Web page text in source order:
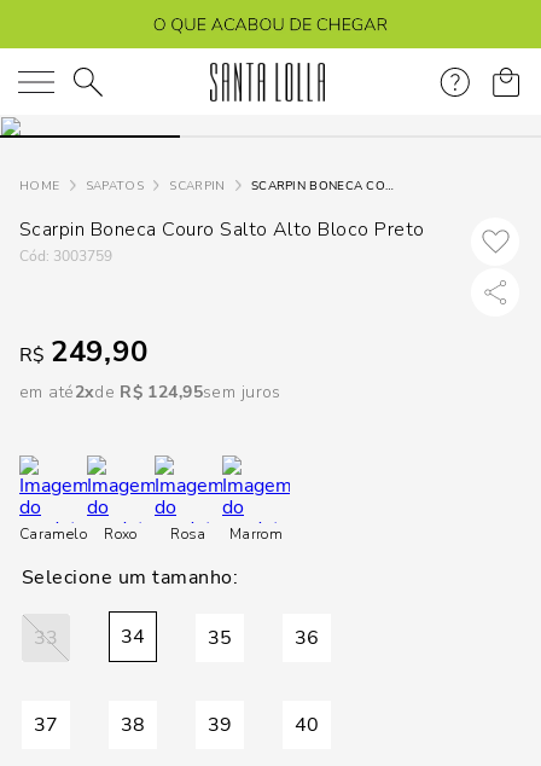
O que você está procurando?
SAPATOS SCARPIN SCARPIN BONECA COURO SALTO ALTO BLOCO PRETO
Scarpin Boneca Couro Salto Alto Bloco Preto
: 3003759
R$ 249,90
em até2 R$ 124,95sem juros
Caramelo Roxo Rosa Marrom
33 34 35 36
37 38 39 40